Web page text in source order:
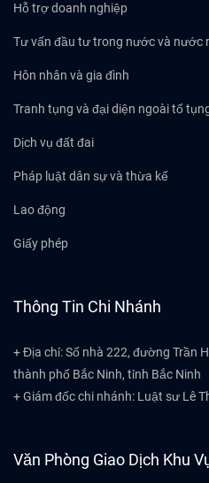
Hỗ trợ doanh nghiệp
Tư vấn đầu tư trong nước và nước
Hôn nhân và gia đình
Tranh tụng và đại diện ngoài tố
Dịch vụ đất đai
Pháp luật dân sự và thừa kế
Lao động
Giấy phép
Thông Tin Chi Nhánh
+ Địa chỉ: Số nhà 222, đường Trần
thành phố Bắc Ninh, tỉnh Bắc Ninh
+ Giám đốc chi nhánh: Luật sư Lê
Văn Phòng Giao Dịch Khu